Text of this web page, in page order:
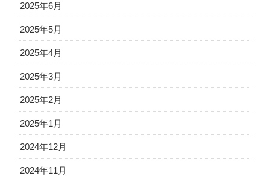
2025年6月
2025年5月
2025年4月
2025年3月
2025年2月
2025年1月
2024年12月
2024年11月